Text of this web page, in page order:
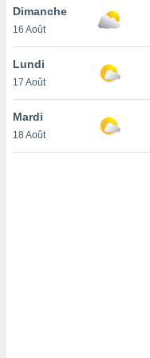
en
de
Dimanche
16 Août
Lundi
17 Août
Mardi
18 Août